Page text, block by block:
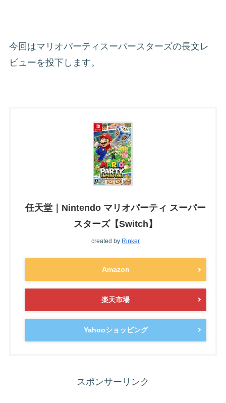
今回はマリオパーティスーパースターズの長文レ
ビューを投下します。
任天堂｜Nintendo マリオパーティ スーパー
スターズ【Switch】
created by Rinker
Amazon
楽天市場
Yahooショッピング
スポンサーリンク